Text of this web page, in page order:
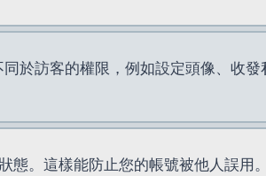
於訪客的權限，例如設定頭像、收發
態。這樣能防止您的帳號被他人誤用